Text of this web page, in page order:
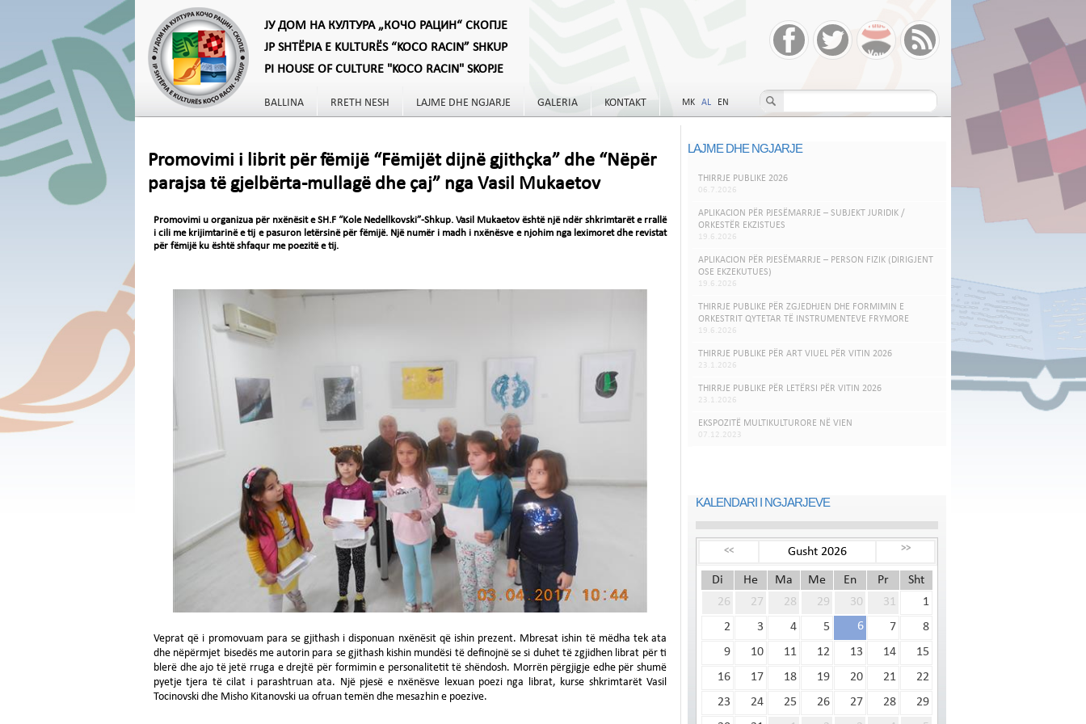
ЈУ ДОМ НА КУЛТУРА „КОЧО РАЦИН“ СКОПЈЕ
JP SHTËPIA E KULTURËS “KOCO RACIN” SHKUP
PI HOUSE OF CULTURE "KOCO RACIN" SKOPJE
BALLINA RRETH NESH LAJME DHE NGJARJE GALERIA KONTAKT MK AL EN
Promovimi i librit për fëmijë “Fëmijët dijnë gjithçka” dhe “Nëpër
parajsa të gjelbërta-mullagë dhe çaj” nga Vasil Mukaetov
Promovimi u organizua për nxënësit e SH.F “Kole Nedellkovski”-Shkup. Vasil Mukaetov është një ndër shkrimtarët e rrallë
i cili me krijimtarinë e tij e pasuron letërsinë për fëmijë. Një numër i madh i nxënësve e njohim nga leximoret dhe revistat
për fëmijë ku është shfaqur me poezitë e tij.
Veprat që i promovuam para se gjithash i disponuan nxënësit që ishin prezent. Mbresat ishin të mëdha tek ata
dhe nëpërmjet bisedës me autorin para se gjithash kishin mundësi të definojnë se si duhet të zgjidhen librat për ti
blerë dhe ajo të jetë rruga e drejtë për formimin e personalitetit të shëndosh. Morrën përgjigje edhe për shumë
pyetje tjera të cilat i parashtruan ata. Një pjesë e nxënësve lexuan poezi nga librat, kurse shkrimtarët Vasil
Tocinovski dhe Misho Kitanovski ua ofruan temën dhe mesazhin e poezive.
LAJME DHE NGJARJE
THIRRJE PUBLIKE 2026
06.7.2026
APLIKACION PËR PJESËMARRJE – SUBJEKT JURIDIK /
ORKESTËR EKZISTUES
19.6.2026
APLIKACION PËR PJESËMARRJE – PERSON FIZIK (DIRIGJENT
OSE EKZEKUTUES)
19.6.2026
THIRRJE PUBLIKE PËR ZGJEDHJEN DHE FORMIMIN E
ORKESTRIT QYTETAR TË INSTRUMENTEVE FRYMORE
19.6.2026
THIRRJE PUBLIKE PËR ART VIUEL PËR VITIN 2026
23.1.2026
THIRRJE PUBLIKE PËR LETËRSI PËR VITIN 2026
23.1.2026
EKSPOZITË MULTIKULTURORE NË VIEN
07.12.2023
KALENDARI I NGJARJEVE
<< Gusht 2026 >>
Di He Ma Me En Pr
Sht
26
27 28 29 30 31
1
2
3 4 5 6 7
8
9
10 11 12 13 14
15
16
17 18 19 20 21
22
23
24 25 26 27 28
29